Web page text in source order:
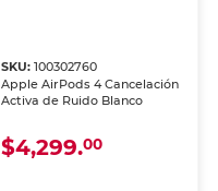
SKU: 100302760
Apple AirPods 4 Cancelación
Activa de Ruido Blanco
$4,299.00